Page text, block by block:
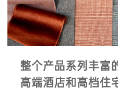
整个产品系列丰富
高端酒店和高档住